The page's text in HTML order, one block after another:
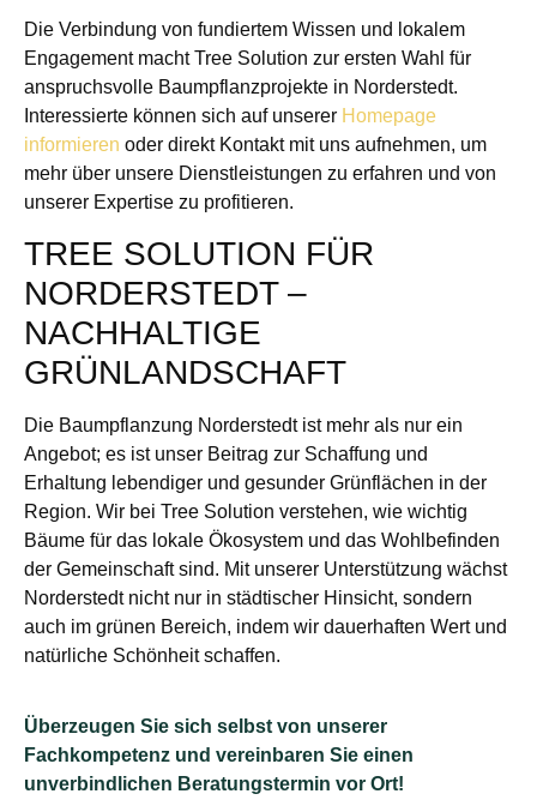
Die Verbindung von fundiertem Wissen und lokalem
Engagement macht Tree Solution zur ersten Wahl für
anspruchsvolle Baumpflanzprojekte in Norderstedt.
Interessierte können sich auf unserer Homepage
informieren oder direkt Kontakt mit uns aufnehmen, um
mehr über unsere Dienstleistungen zu erfahren und von
unserer Expertise zu profitieren.
TREE SOLUTION FÜR
NORDERSTEDT –
NACHHALTIGE
GRÜNLANDSCHAFT
Die Baumpflanzung Norderstedt ist mehr als nur ein
Angebot; es ist unser Beitrag zur Schaffung und
Erhaltung lebendiger und gesunder Grünflächen in der
Region. Wir bei Tree Solution verstehen, wie wichtig
Bäume für das lokale Ökosystem und das Wohlbefinden
der Gemeinschaft sind. Mit unserer Unterstützung wächst
Norderstedt nicht nur in städtischer Hinsicht, sondern
auch im grünen Bereich, indem wir dauerhaften Wert und
natürliche Schönheit schaffen.
Überzeugen Sie sich selbst von unserer
Fachkompetenz und vereinbaren Sie einen
unverbindlichen Beratungstermin vor Ort!